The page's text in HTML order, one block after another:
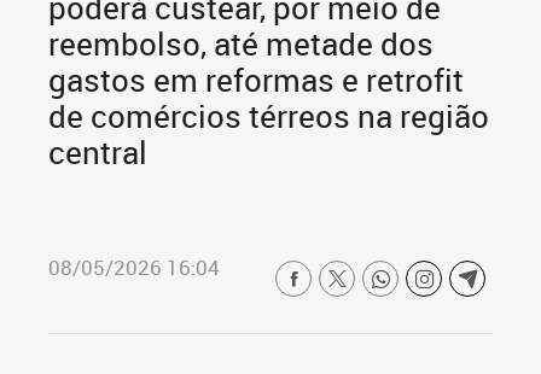
reembolso, até metade dos
gastos em reformas e retrofit
de comércios térreos na região
central
08/05/2026 16:04